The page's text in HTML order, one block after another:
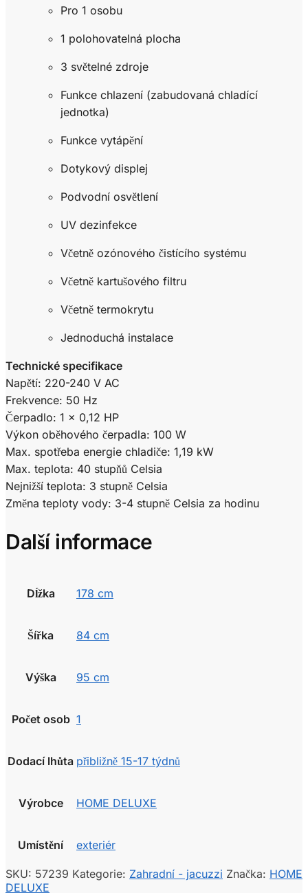
Pro 1 osobu
1 polohovatelná plocha
3 světelné zdroje
Funkce chlazení (zabudovaná chladící
jednotka)
Funkce vytápění
Dotykový displej
Podvodní osvětlení
UV dezinfekce
Včetně ozónového čistícího systému
Včetně kartušového filtru
Včetně termokrytu
Jednoduchá instalace
Technické specifikace
Napětí: 220-240 V AC
Frekvence: 50 Hz
Čerpadlo: 1 x 0,12 HP
Výkon oběhového čerpadla: 100 W
Max. spotřeba energie chladiče: 1,19 kW
Max. teplota: 40 stupňů Celsia
Nejnižší teplota: 3 stupně Celsia
Změna teploty vody: 3-4 stupně Celsia za hodinu
Další informace
Dĺžka 178 cm
Šířka 84 cm
Výška 95 cm
Počet osob 1
Dodací lhůta přibližně 15-17 týdnů
Výrobce HOME DELUXE
Umístění exteriér
SKU: 57239 Kategorie: Zahradní - jacuzzi Značka: HOME
DELUXE